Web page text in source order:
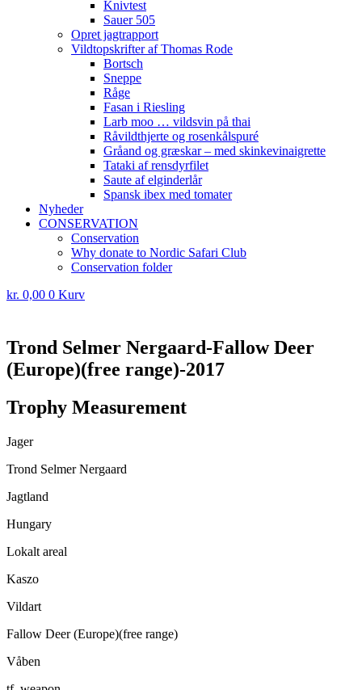
Knivtest
Sauer 505
Opret jagtrapport
Vildtopskrifter af Thomas Rode
Bortsch
Sneppe
Råge
Fasan i Riesling
Larb moo … vildsvin på thai
Råvildthjerte og rosenkålspuré
Gråand og græskar – med skinkevinaigrette
Tataki af rensdyrfilet
Saute af elginderlår
Spansk ibex med tomater
Nyheder
CONSERVATION
Conservation
Why donate to Nordic Safari Club
Conservation folder
kr. 0,00 0 Kurv
Trond Selmer Nergaard-Fallow Deer
(Europe)(free range)-2017
Trophy Measurement
Jager
Trond Selmer Nergaard
Jagtland
Hungary
Lokalt areal
Kaszo
Vildart
Fallow Deer (Europe)(free range)
Våben